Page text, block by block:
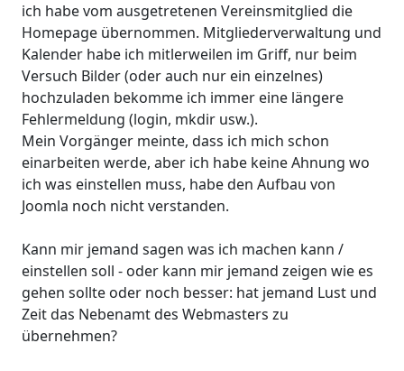
ich habe vom ausgetretenen Vereinsmitglied die
Homepage übernommen. Mitgliederverwaltung und
Kalender habe ich mitlerweilen im Griff, nur beim
Versuch Bilder (oder auch nur ein einzelnes)
hochzuladen bekomme ich immer eine längere
Fehlermeldung (login, mkdir usw.).
Mein Vorgänger meinte, dass ich mich schon
einarbeiten werde, aber ich habe keine Ahnung wo
ich was einstellen muss, habe den Aufbau von
Joomla noch nicht verstanden.
Kann mir jemand sagen was ich machen kann /
einstellen soll - oder kann mir jemand zeigen wie es
gehen sollte oder noch besser: hat jemand Lust und
Zeit das Nebenamt des Webmasters zu
übernehmen?